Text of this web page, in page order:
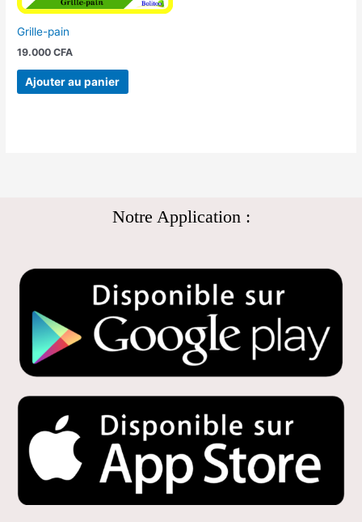
Grille-pain
19.000CFA
Ajouter au panier
Notre Application :